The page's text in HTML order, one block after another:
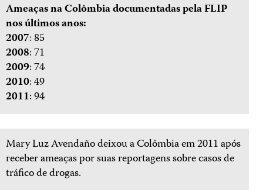
Ameaças na Colômbia documentadas pela FLIP
nos últimos anos:
2007: 85
2008: 71
2009: 74
2010: 49
2011: 94
Mary Luz Avendaño deixou a Colômbia em 2011 após
receber ameaças por suas reportagens sobre casos de
tráfico de drogas.